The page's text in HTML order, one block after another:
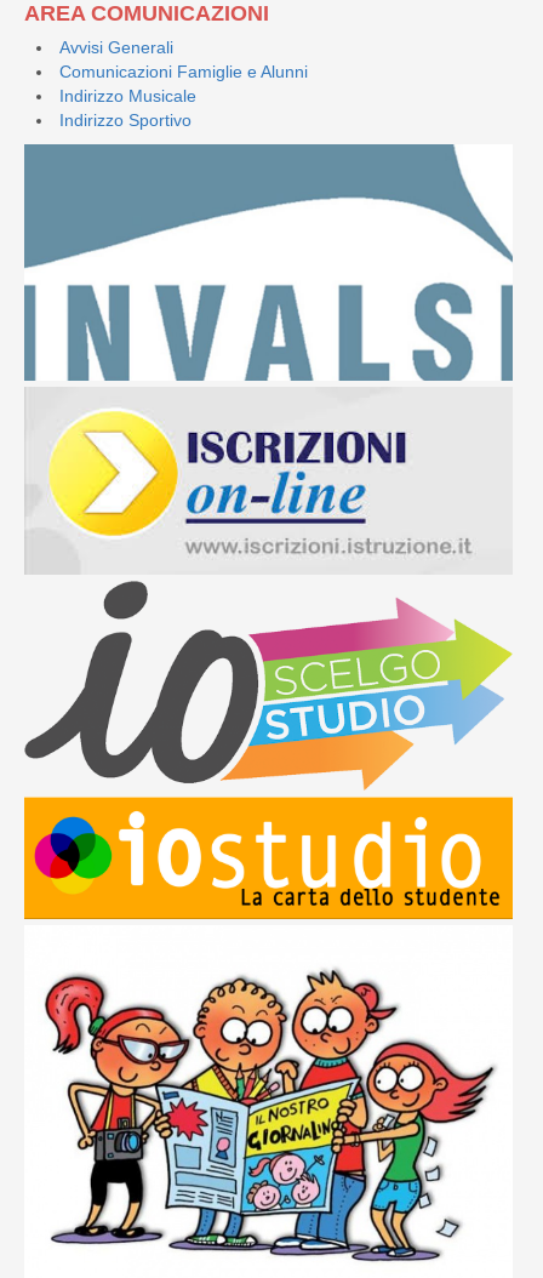
AREA COMUNICAZIONI
Avvisi Generali
Comunicazioni Famiglie e Alunni
Indirizzo Musicale
Indirizzo Sportivo